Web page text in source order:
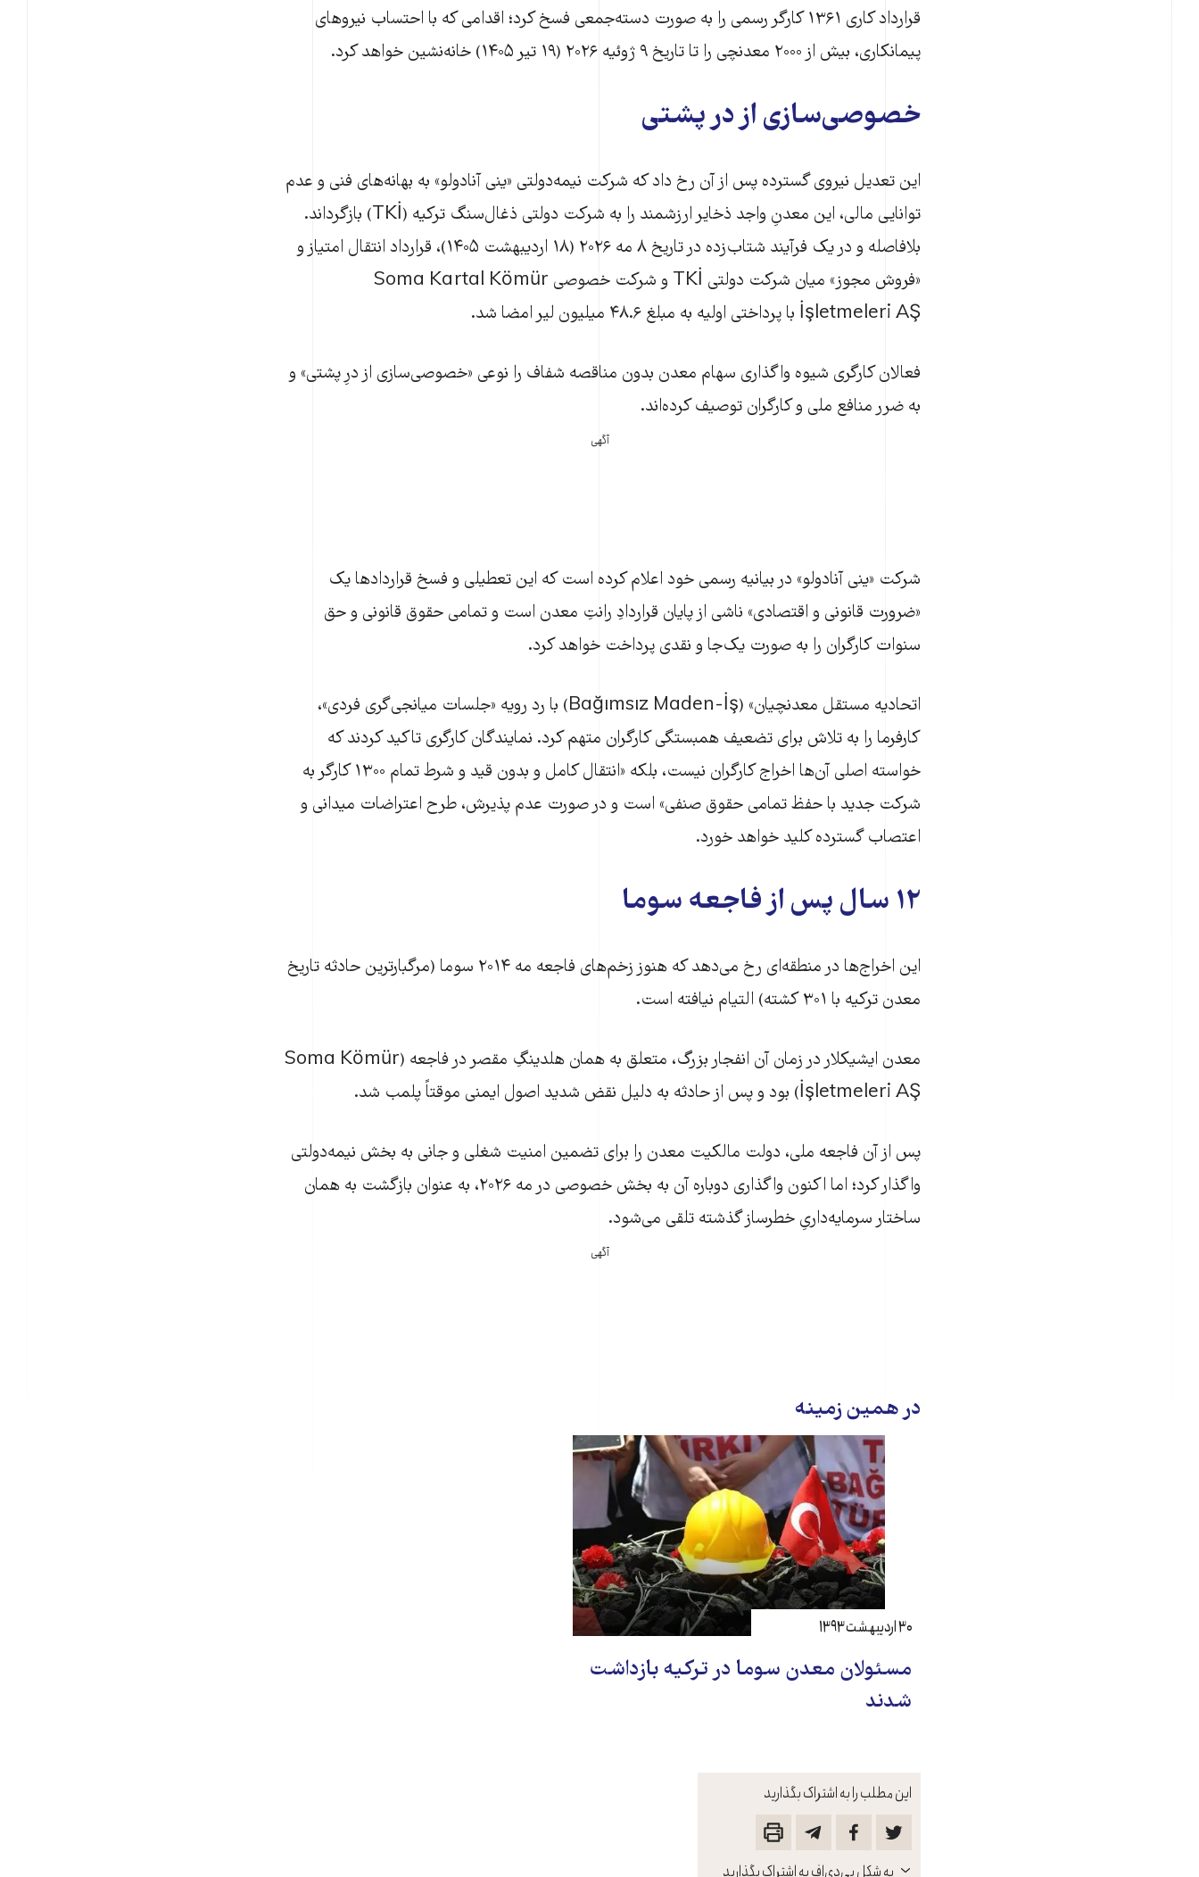
این مطلب را به اشتراک بگذارید
باز
به شکل پی‌دی‌اف به اشتراک بگذارید
قرارداد کاری ۱۳۶۱ کارگر رسمی را به صورت دسته‌جمعی فسخ کرد؛ اقدامی که با احتساب نیروهای
پیمانکاری، بیش از ۲۰۰۰ معدنچی را تا تاریخ ۹ ژوئیه ۲۰۲۶ (۱۹ تیر ۱۴۰۵) خانه‌نشین خواهد کرد.
خصوصی‌سازی از در پشتی
این تعدیل نیروی گسترده پس از آن رخ داد که شرکت نیمه‌دولتی «ینی آنادولو» به بهانه‌های فنی و عدم
توانایی مالی، این معدنِ واجد ذخایر ارزشمند را به شرکت دولتی ذغال‌سنگ ترکیه (TKİ) بازگرداند.
بلافاصله و در یک فرآیند شتاب‌زده در تاریخ ۸ مه ۲۰۲۶ (۱۸ اردیبهشت ۱۴۰۵)، قرارداد انتقال امتیاز و
«فروش مجوز» میان شرکت دولتی TKİ و شرکت خصوصی Soma Kartal Kömür
İşletmeleri AŞ با پرداختی اولیه به مبلغ ۴۸.۶ میلیون لیر امضا شد.
فعالان کارگری شیوه واگذاری سهام معدن بدون مناقصه شفاف را نوعی «خصوصی‌سازی از درِ پشتی» و
به ضرر منافع ملی و کارگران توصیف کرده‌اند.
آگهی
شرکت «ینی آنادولو» در بیانیه رسمی خود اعلام کرده است که این تعطیلی و فسخ قراردادها یک
«ضرورت قانونی و اقتصادی» ناشی از پایان قراردادِ رانتِ معدن است و تمامی حقوق قانونی و حق
سنوات کارگران را به صورت یک‌جا و نقدی پرداخت خواهد کرد.
اتحادیه مستقل معدنچیان» (Bağımsız Maden-İş) با رد رویه «جلسات میانجی‌گری فردی»،
کارفرما را به تلاش برای تضعیف همبستگی کارگران متهم کرد. نمایندگان کارگری تاکید کردند که
خواسته اصلی آن‌ها اخراج کارگران نیست، بلکه «انتقال کامل و بدون قید و شرط تمام ۱۳۰۰ کارگر به
شرکت جدید با حفظ تمامی حقوق صنفی» است و در صورت عدم پذیرش، طرح اعتراضات میدانی و
اعتصاب گسترده کلید خواهد خورد.
۱۲ سال پس از فاجعه سوما
این اخراج‌ها در منطقه‌ای رخ می‌دهد که هنوز زخم‌های فاجعه مه‌ ۲۰۱۴ سوما (مرگبارترین حادثه تاریخ
معدن ترکیه با ۳۰۱ کشته) التیام نیافته است.
معدن ایشیکلار در زمان آن انفجار بزرگ، متعلق به همان هلدینگِ مقصر در فاجعه (Soma Kömür
İşletmeleri AŞ) بود و پس از حادثه به دلیل نقض شدید اصول ایمنی موقتاً پلمب شد.
پس از آن فاجعه ملی، دولت مالکیت معدن را برای تضمین امنیت شغلی و جانی به بخش نیمه‌دولتی
واگذار کرد؛ اما اکنون واگذاری دوباره آن به بخش خصوصی در مه ۲۰۲۶، به عنوان بازگشت به همان
ساختار سرمایه‌داریِ خطرساز گذشته تلقی می‌شود.
آگهی
در همین زمینه
مسئولان معدن سوما در ترکیه بازداشت
شدند
۳۰ اردیبهشت ۱۳۹۳